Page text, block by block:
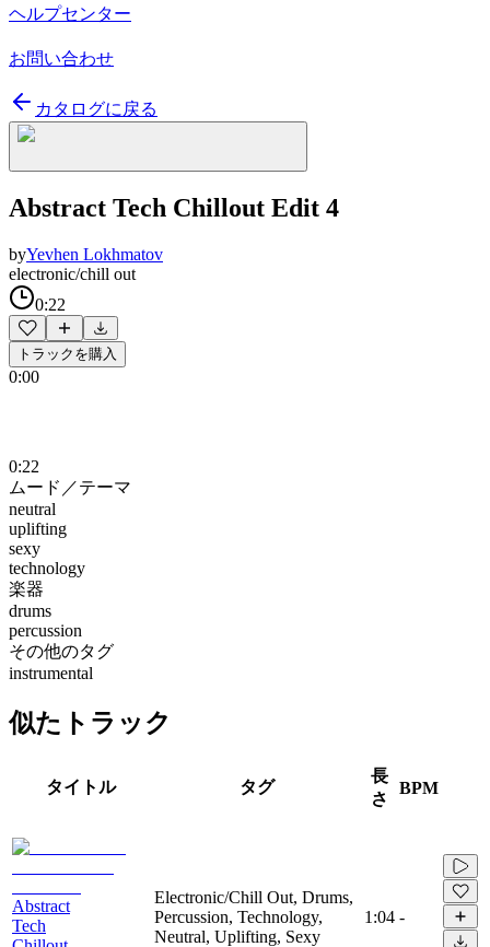
ヘルプセンター
お問い合わせ
カタログに戻る
Abstract Tech Chillout Edit 4
byYevhen Lokhmatov
electronic/chill out
0:22
トラックを購入
0:00
0:22
ムード／テーマ
neutral
uplifting
sexy
technology
楽器
drums
percussion
その他のタグ
instrumental
似たトラック
タイトル タグ
長
さ
BPM
Abstract
Tech
Electronic/Chill Out, Drums,
Percussion, Technology,
Neutral, Uplifting, Sexy
1:04 -